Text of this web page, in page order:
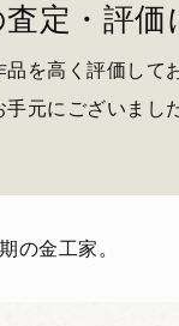
定・評価
を高く評価して
手元にございまし
の金工家。